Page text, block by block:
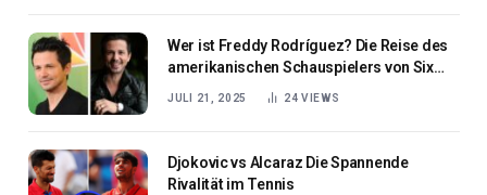
Wer ist Freddy Rodríguez? Die Reise des
amerikanischen Schauspielers von Six
Feet Under bis Bull und darüber hinaus
JULI 21, 2025 24 VIEWS
Djokovic vs Alcaraz Die Spannende
Rivalität im Tennis